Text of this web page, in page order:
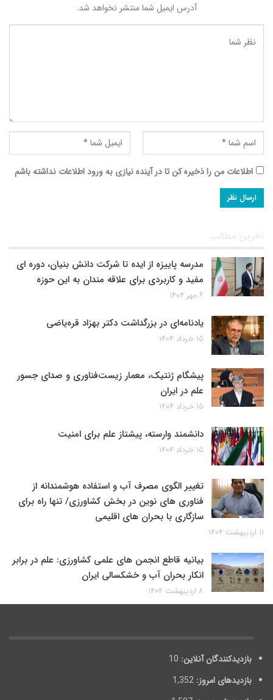
آدرس ایمیل شما منتشر نخواهد شد.
اطلاعات من را ذخیره کن تا در آینده نیازی به ورود اطلاعات نداشته باشم
آخرین مطالب
مدرسه پاییزه از ایده تا شرکت دانش بنیان، دوره ای
مفید و کاربردی برای علاقه مندان به این حوزه
۶ مهر ۱۴۰۴
یادنامه‌ای در بزرگداشت دکتر بهزاد قره‌یاضی
۱۵ خرداد ۱۴۰۴
پیشگام ژنتیک، معمار زیست‌فناوری و صدای جسور
علم در ایران
۱۵ خرداد ۱۴۰۴
دانشمند وارسته، پیشتاز علم برای امنیت
۱۵ خرداد ۱۴۰۴
تغییر الگوی مصرف آب و استفاده هوشمندانه از
فناوری های نوین در بخش کشاورزی/ تنها راه برای
سازگاری با بحران های اقلیمی
۱۱ اردیبهشت ۱۴۰۴
بیانیه قاطع انجمن های علمی کشاورزی: علم در برابر
انکار بحران آب و خشکسالی ایران
۸ اردیبهشت ۱۴۰۴
بازدیدکنندگان آنلاین: 10
بازدیدهای امروز: 1,352